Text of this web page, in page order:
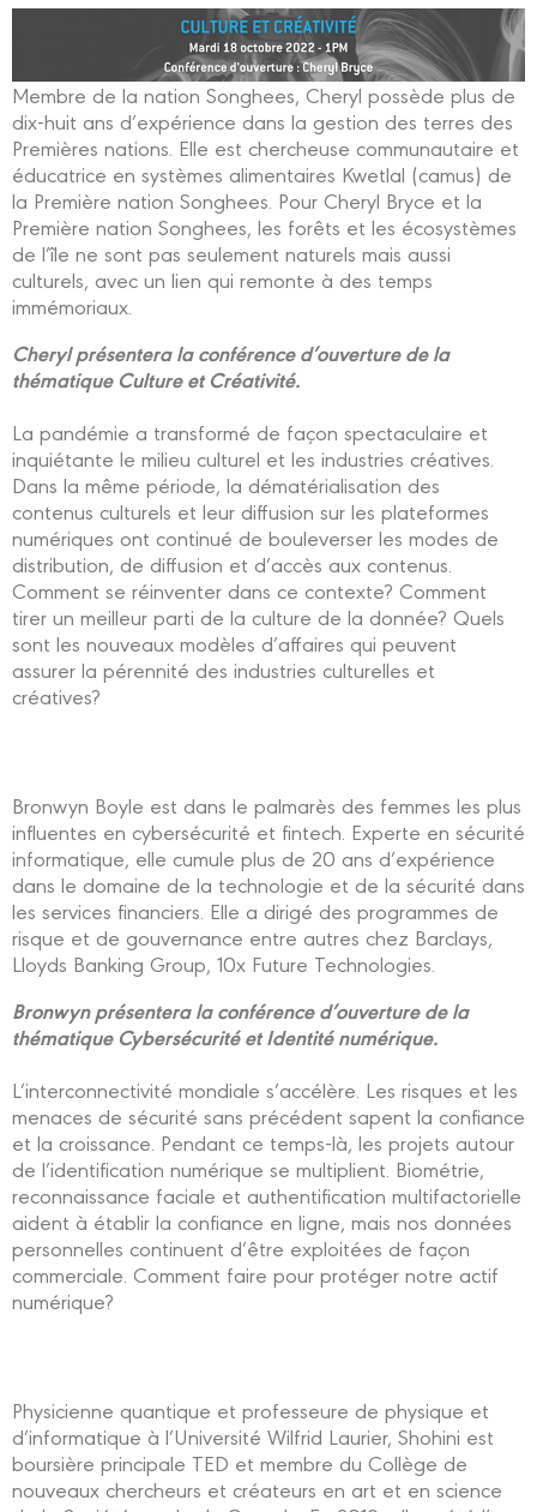
Membre de la nation Songhees, Cheryl possède plus de
dix-huit ans d’expérience dans la gestion des terres des
Premières nations. Elle est chercheuse communautaire et
éducatrice en systèmes alimentaires Kwetlal (camus) de
la Première nation Songhees. Pour Cheryl Bryce et la
Première nation Songhees, les forêts et les écosystèmes
de l’île ne sont pas seulement naturels mais aussi
culturels, avec un lien qui remonte à des temps
immémoriaux.
Cheryl présentera la conférence d’ouverture de la
thématique Culture et Créativité.
La pandémie a transformé de façon spectaculaire et
inquiétante le milieu culturel et les industries créatives.
Dans la même période, la dématérialisation des
contenus culturels et leur diffusion sur les plateformes
numériques ont continué de bouleverser les modes de
distribution, de diffusion et d’accès aux contenus.
Comment se réinventer dans ce contexte? Comment
tirer un meilleur parti de la culture de la donnée? Quels
sont les nouveaux modèles d’affaires qui peuvent
assurer la pérennité des industries culturelles et
créatives?
Bronwyn Boyle est dans le palmarès des femmes les plus
influentes en cybersécurité et fintech. Experte en sécurité
informatique, elle cumule plus de 20 ans d’expérience
dans le domaine de la technologie et de la sécurité dans
les services financiers. Elle a dirigé des programmes de
risque et de gouvernance entre autres chez Barclays,
Lloyds Banking Group, 10x Future Technologies.
Bronwyn présentera la conférence d’ouverture de la
thématique Cybersécurité et Identité numérique.
L’interconnectivité mondiale s’accélère. Les risques et les
menaces de sécurité sans précédent sapent la confiance
et la croissance. Pendant ce temps-là, les projets autour
de l’identification numérique se multiplient. Biométrie,
reconnaissance faciale et authentification multifactorielle
aident à établir la confiance en ligne, mais nos données
personnelles continuent d’être exploitées de façon
commerciale. Comment faire pour protéger notre actif
numérique?
Physicienne quantique et professeure de physique et
d’informatique à l’Université Wilfrid Laurier, Shohini est
boursière principale TED et membre du Collège de
nouveaux chercheurs et créateurs en art et en science